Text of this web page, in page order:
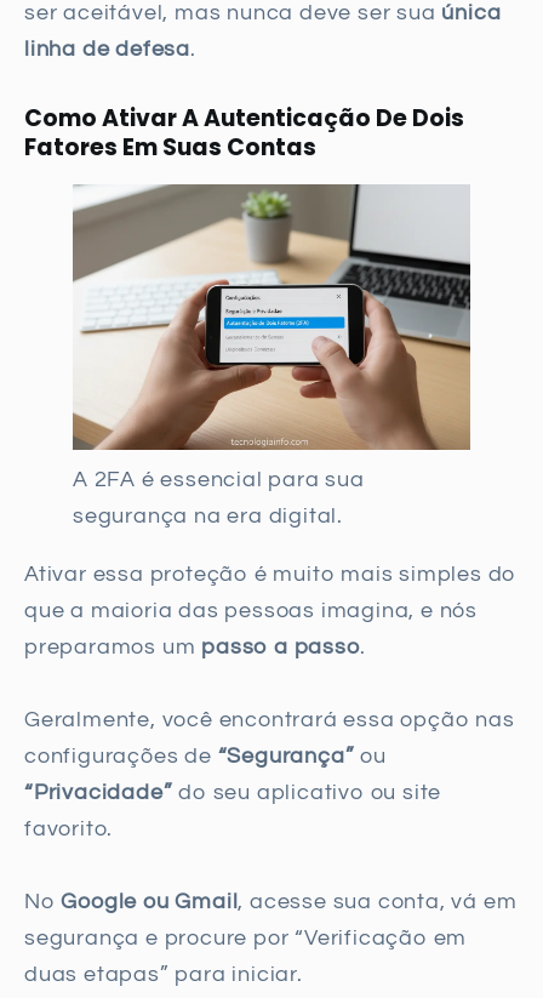
ser aceitável, mas nunca deve ser sua única
linha de defesa.
Como Ativar A Autenticação De Dois
Fatores Em Suas Contas
A 2FA é essencial para sua
segurança na era digital.
Ativar essa proteção é muito mais simples do
que a maioria das pessoas imagina, e nós
preparamos um passo a passo.
Geralmente, você encontrará essa opção nas
configurações de “Segurança” ou
“Privacidade” do seu aplicativo ou site
favorito.
NoGoogle ou Gmail, acesse sua conta, vá em
segurança e procure por “Verificação em
duas etapas” para iniciar.